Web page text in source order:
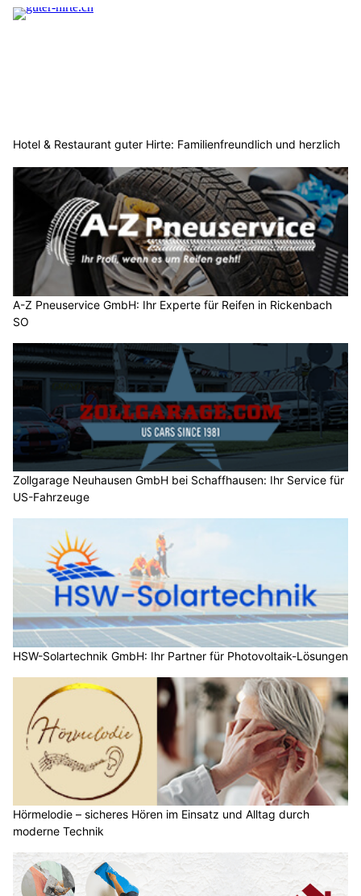
Hotel & Restaurant guter Hirte: Familienfreundlich und herzlich
A-Z Pneuservice GmbH: Ihr Experte für Reifen in Rickenbach
SO
Zollgarage Neuhausen GmbH bei Schaffhausen: Ihr Service für
US-Fahrzeuge
HSW-Solartechnik GmbH: Ihr Partner für Photovoltaik-Lösungen
Hörmelodie – sicheres Hören im Einsatz und Alltag durch
moderne Technik